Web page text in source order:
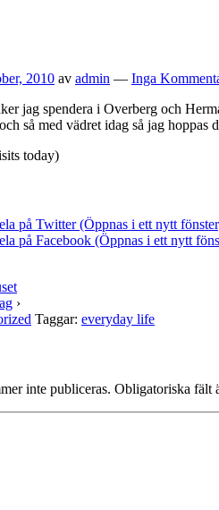
2010 av admin — Inga
jag spendera i Overberg och
så med vädret idag så jag
today)
på Twitter (Öppnas i ett nytt
på Facebook (Öppnas i ett nytt
›
Taggar: everyday life
inte publiceras. Obligatoriska fält